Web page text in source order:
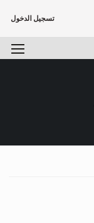
تسجيل الدخول